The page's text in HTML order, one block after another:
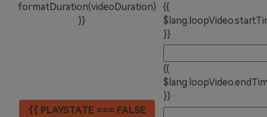
formatDuration(videoDuration)
}}
{{ PLAYSTATE === FALSE
{{
}}
{{
}}